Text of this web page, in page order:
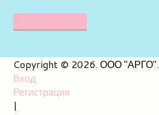
Copyright © 2026. ООО "АРГО".
Вход
Регистрация
|